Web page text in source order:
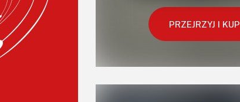
Komunikacja, RF
Robotyka
PRZEJRZYJ I KUP